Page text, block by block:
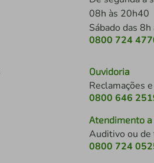
08h às 20h40
Sábado das
0800 724
Ouvidoria
Reclamações
0800 646
Atendimento
Auditivo ou de
0800 724